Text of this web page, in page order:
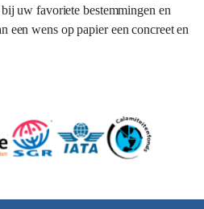
uw favoriete bestemmingen en
een wens op papier een concreet en